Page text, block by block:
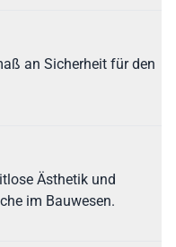
an Sicherheit für den
Ästhetik und
im Bauwesen.